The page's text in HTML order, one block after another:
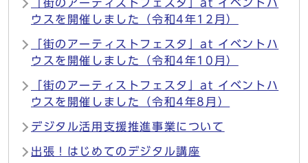
「街のアーティストフェスタ」at イベントハ
ウスを開催しました（令和4年12月）
「街のアーティストフェスタ」at イベントハ
ウスを開催しました（令和4年10月）
「街のアーティストフェスタ」at イベントハ
ウスを開催しました（令和4年8月）
デジタル活用支援推進事業について
出張！はじめてのデジタル講座